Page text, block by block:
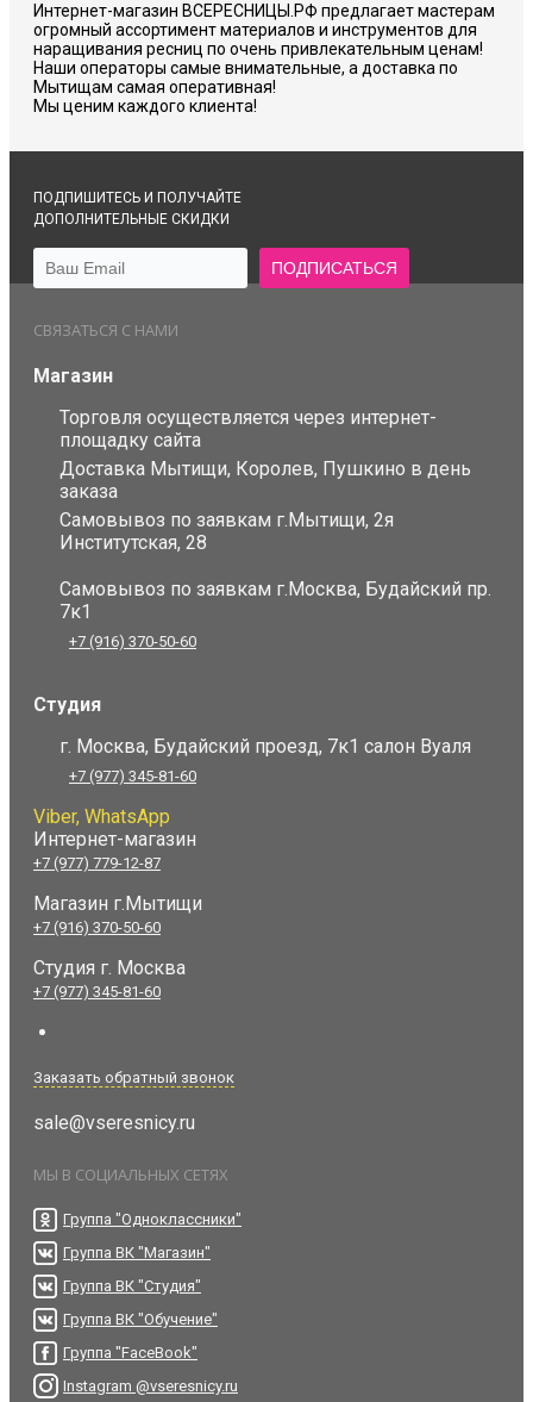
Интернет-магазин ВСЕРЕСНИЦЫ.РФ предлагает мастерам
огромный ассортимент материалов и инструментов для
наращивания ресниц по очень привлекательным ценам!
Наши операторы самые внимательные, а доставка по
Мытищам самая оперативная!
Мы ценим каждого клиента!
ПОДПИШИТЕСЬ И ПОЛУЧАЙТЕ
ДОПОЛНИТЕЛЬНЫЕ СКИДКИ
СВЯЗАТЬСЯ С НАМИ
Магазин
Торговля осуществляется через интернет-
площадку сайта
Доставка Мытищи, Королев, Пушкино в день
заказа
Самовывоз по заявкам г.Мытищи, 2я
Институтская, 28
Самовывоз по заявкам г.Москва, Будайский пр.
7к1
+7 (916) 370-50-60
Студия
г. Москва, Будайский проезд, 7к1 салон Вуаля
+7 (977) 345-81-60
Viber, WhatsApp
Интернет-магазин
+7 (977) 779-12-87
Магазин г.Мытищи
+7 (916) 370-50-60
Студия г. Москва
+7 (977) 345-81-60
Заказать обратный звонок
sale@vseresnicy.ru
МЫ В СОЦИАЛЬНЫХ СЕТЯХ
Группа "Одноклассники"
Группа ВК "Магазин"
Группа ВК "Студия"
Группа ВК "Обучение"
Группа "FaceBook"
Instagram @vseresnicy.ru